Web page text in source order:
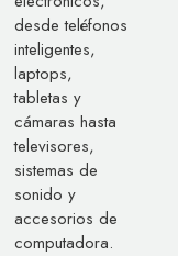
desde teléfonos
inteligentes,
laptops,
tabletas y
cámaras hasta
televisores,
sistemas de
sonido y
accesorios de
computadora.